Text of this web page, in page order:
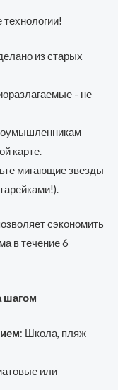
из старых
- не
карте.
мигающие звезды
сэкономить
в течение 6
шагом
: Школа, пляж
или